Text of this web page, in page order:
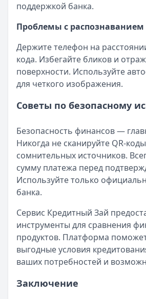
поддержкой банка.
Проблемы с распознаванием
Держите телефон на
кода. Избегайте бликов и
поверхности. Используйте
для четкого изображения.
Советы по безопасному
Безопасность финансов —
Никогда не сканируйте QR-
сомнительных источников.
сумму платежа перед
Используйте только
банка.
Сервис Кредитный Зай
инструменты для сравнения
продуктов. Платформа
выгодные условия
ваших потребностей и
Заключение